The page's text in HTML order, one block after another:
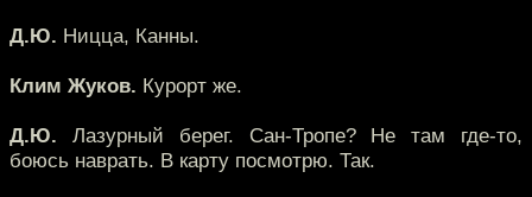
Д.Ю. Ницца, Канны.
Клим Жуков. Курорт же.
Д.Ю. Лазурный берег. Сан-Тропе? Не там где-то,
боюсь наврать. В карту посмотрю. Так.